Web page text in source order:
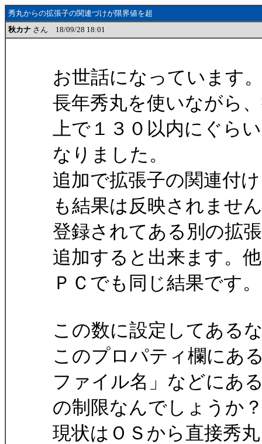
秀丸からの拡張子の関連づけが限界値を超
秋カナ さん 18/09/28 18:01
お世話になっています
長年秀丸を使いながら
上で１３０以内にぐら
なりました。
追加で拡張子の関連付
も結果は反映されませ
登録されてある別の拡
追加すると出来ます。
ＰＣでも同じ結果です。
この数に設定してある
このプロパティ欄にあ
ファイル名」などにあ
の制限なんでしょうか
現状はＯＳから直接秀